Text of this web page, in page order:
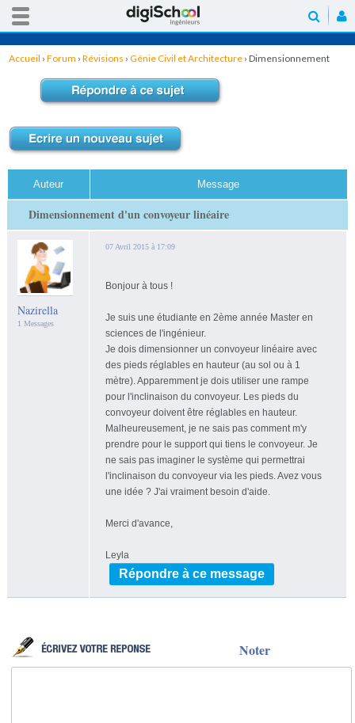
Accueil › Forum › Révisions › Génie Civil et Architecture › Dimensionnement
Auteur Message
Dimensionnement d'un convoyeur linéaire
Nazirella
1 Messages
07 Avril 2015 à 17:09
Bonjour à tous !
Je suis une étudiante en 2ème année Master en
sciences de l'ingénieur.
Je dois dimensionner un convoyeur linéaire avec
des pieds réglables en hauteur (au sol ou à 1
mètre). Apparemment je dois utiliser une rampe
pour l'inclinaison du convoyeur. Les pieds du
convoyeur doivent être réglables en hauteur.
Malheureusement, je ne sais pas comment m'y
prendre pour le support qui tiens le convoyeur. Je
ne sais pas imaginer le système qui permettrai
l'inclinaison du convoyeur via les pieds. Avez vous
une idée ? J'ai vraiment besoin d'aide.
Merci d'avance,
Leyla
Répondre à ce message
Noter